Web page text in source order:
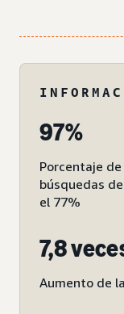
97%
Porcentaje
búsquedas
el 77%
7,8
Aumento de